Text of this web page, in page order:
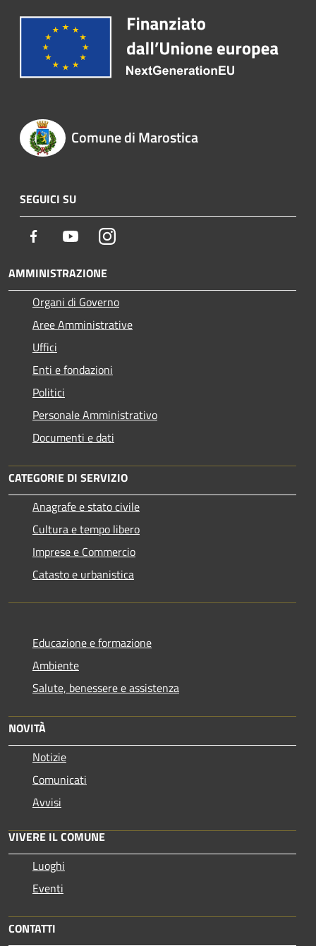
Comune di Marostica
SEGUICI SU
Facebook YoutubeInstagram
AMMINISTRAZIONE
Organi di Governo
Aree Amministrative
Uffici
Enti e fondazioni
Politici
Personale Amministrativo
Documenti e dati
CATEGORIE DI SERVIZIO
Anagrafe e stato civile
Cultura e tempo libero
Imprese e Commercio
Catasto e urbanistica
Educazione e formazione
Ambiente
Salute, benessere e assistenza
NOVITÀ
Notizie
Comunicati
Avvisi
VIVERE IL COMUNE
Luoghi
Eventi
CONTATTI